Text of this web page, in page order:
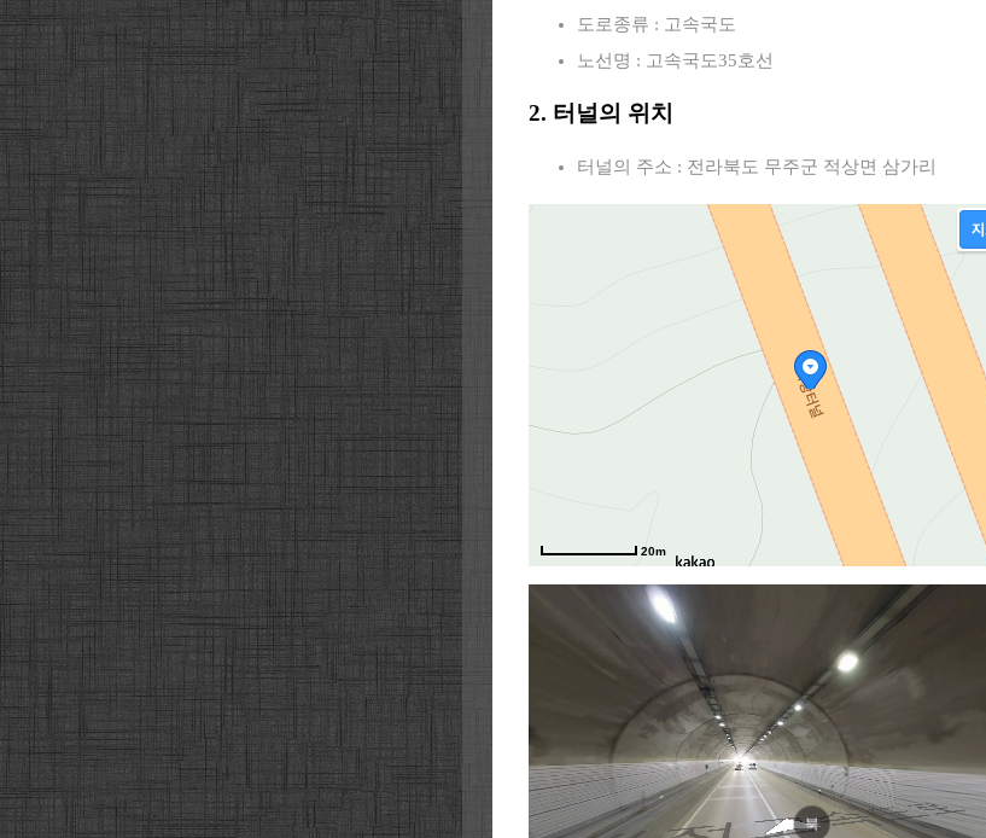
도로종류 : 고속국도
노선명 : 고속국도35호선
2. 터널의 위치
터널의 주소 : 전라북도 무주군 적상면 삼가리
20m
속도로
북